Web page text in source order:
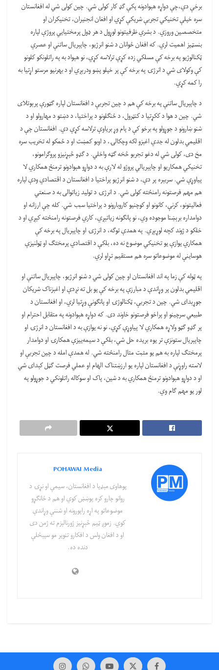
برخې دي،چې دواړه هېوادونه پکې ګډ کار کولی شي. چين کولی شي له افغانستان
سره خپلې تخنيکي تجربې شريکې کړي او افغان انجنيران، تخنيکران او
متخصصين وروزي. د بشري ظرفيتونو لوړول د هر ډول پرمختيايي پروژې لپاره
بنسټيز اهميت لري. که افغان ځوانان د شنو انرژيو، چاپېريال ساتنې او عصري
ټکنالوژيو په برخه کې مسلکي زده کړې ترلاسه کړي، نو هېواد به په راتلونکو کلونو
کې وکولای شي د انرژۍ په برخه کې پر خپلو پښو ودرېږي او د بهرنيو مرستو اړتيا به
را کمه کړي.
د چاپېريال ساتنې په برخه کې هم د چين تجربې د افغانستان لپاره ګټورې پرېوتلای
شي. چين د هوا د ککړتيا د کنټرول، د ځنګلونو د پراختيا، د دښتو د مهارولو او د
شنو ښارونو د جوړولو په برخو کې د پام وړ برياوې ترلاسه کړې دي. افغانستان چې د
اقليمي بدلون له جدي اغېزو لکه وچکالۍ، د اوبو کمښت او د ځمکو له تخريب سره
مخ دی، کولی شي له دغو تجربو څخه ګټه واخلي. د ګډو څېړنيزو پروګرامونو،
تخنيکي همکاریو او چاپېريالي پروژو له لارې به د دواړو هېوادونو ترمنځ همکاري لا
پياوړې شي. سربېره پر دې، د شنو انرژيو پراختيا د افغانستان د اقتصادي ودې لپاره
هم مهم فرصتونه رامنځته کولی شي. د انرژۍ د توليد زياتوالی به د صنعتي
فعاليتونو، کرنې، کانونو او کوچنيو کاروبارونو د پراختيا سبب شي. کله چې ارزانه او
دوامداره برېښنا موجوده وي، نو پانګونه زياتېږي، کاري فرصتونه رامنځته کېږي او د
خلکو د ژوند کچه لوړېږي. په همدې توګه، د انرژۍ او چاپېريال په برخه کې
همکاري يوازې يو تخنيکي موضوع نه ده، بلکې د اقتصادي پرمختګ او ټولنيزې
هوساينې له موضوعاتو سره هم مستقيم تړاو لري.
په ټوله کې زما په اند افغانستان او چين کولی شي د شنو انرژيو، چاپېريال ساتنې او
اقليمي بدلون پر وړاندې د مبارزې په برخه کې يو بل ته نږدې او اغېزناک شريکان
جوړېدای شي. چين د تجربې، ټکنالوژۍ او پانګونې وړتيا لري، او افغانستان د
طبيعي سرچينو او پراخو فرصتونو خاوند دی. که دواړه هېوادونه په متقابل احترام او
پر ګډو ګټو ولاړه همکاري لا پياوړې کړي، نو نه يوازې به د افغانستان د انرژۍ او
چاپېريال ستونزې تر يوه بريده حل شي، بلکې د سيمه‌ييزې همکارۍ او دوامدار
پرمختګ لپاره به هم يو مثبت مثال رامنځته شي. له همدې امله د چين تجربې او
لاسته راوړنې د افغانستان لپاره يو ارزښتناک الهام او عملي فرصت ګڼل کېدای شي
او د دواړو هېوادونو ترمنځ همکاري به د شين، پاک او سوکاله راتلونکي د جوړولو په
لور يو مهم ګام وي.
POHAWAI Media
پوهاوی‌ مېډیا د افغانستان، سیمې او نړۍ د
روانو چارو کره پوښښ کوي او هم د ځانګړو
موضوعاتو په اړه راپورونه او شننې وړاندې
کوي. زموږ ټیم څېړنیز ژورنالېزم ته ژمن دی
او د افغان ولس د افکارو تنویر مو سپېڅلې
دنده ده.